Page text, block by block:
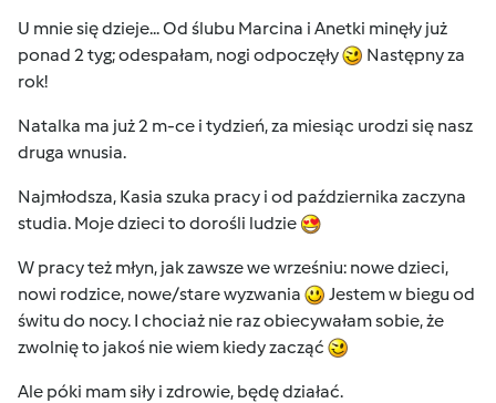
U mnie się dzieje... Od ślubu Marcina i Anetki minęły już
ponad 2 tyg; odespałam, nogi odpoczęły
Następny za
rok!
Natalka ma już 2 m-ce i tydzień, za miesiąc urodzi się nasz
druga wnusia.
Najmłodsza, Kasia szuka pracy i od października zaczyna
studia. Moje dzieci to dorośli ludzie
W pracy też młyn, jak zawsze we wrześniu: nowe dzieci,
nowi rodzice, nowe/stare wyzwania
Jestem w biegu od
świtu do nocy. I chociaż nie raz obiecywałam sobie, że
zwolnię to jakoś nie wiem kiedy zacząć
Ale póki mam siły i zdrowie, będę działać.